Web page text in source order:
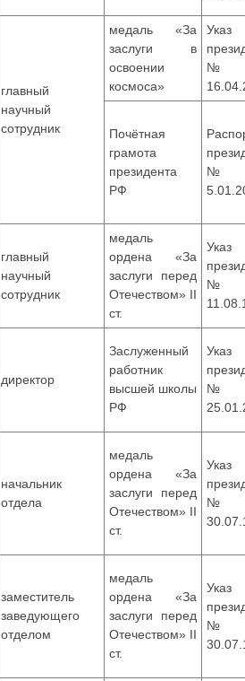
главный
научный
сотрудник
медаль «За
заслуги в
освоении
космоса»
Указ
Почётная
грамота
президента
РФ
главный
научный
сотрудник
медаль
ордена «За
заслуги перед
Отечеством» II
ст.
Указ
директор
Заслуженный
работник
высшей школы
РФ
Указ
начальник
отдела
медаль
ордена «За
заслуги перед
Отечеством» II
ст.
Указ
заместитель
заведующего
отделом
медаль
ордена «За
заслуги перед
Отечеством» II
ст.
Указ